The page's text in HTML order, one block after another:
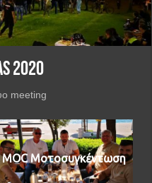
2020
meeting
MOC Μοτοσυγκέντωση